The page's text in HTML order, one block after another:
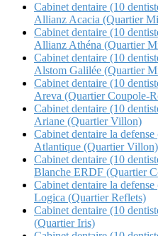
Cabinet dentaire (10
Allianz Acacia (Quartier
Cabinet dentaire (10
Allianz Athéna (Quartier
Cabinet dentaire (10
Alstom Galilée (Quartier
Cabinet dentaire (10
Areva (Quartier Coupole-
Cabinet dentaire (10
Ariane (Quartier Villon)
Cabinet dentaire la
Atlantique (Quartier Villon)
Cabinet dentaire (10
Blanche ERDF (Quartier
Cabinet dentaire la
Logica (Quartier Reflets)
Cabinet dentaire (10
(Quartier Iris)